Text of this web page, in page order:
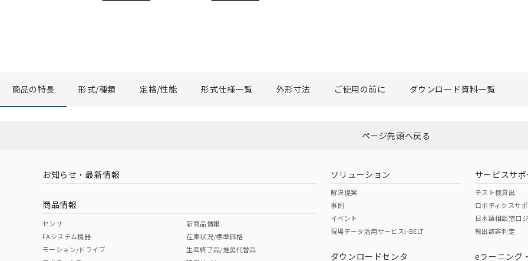
商品の特長 形式/種類 定格/性能 形式仕様一覧 外形寸法 ご使用の前に ダウンロード資料一覧
ページ先頭へ戻る
お知らせ・最新情報
商品情報
センサ
FAシステム機器
モーション/ドライブ
新商品情報
在庫状況/標準価格
生産終了品/推奨代替品
ソリューション
解決提案
事例
イベント
現場データ活用サービスi-BELT
ダウンロードセンタ
サービスサポ
テスト機貸出
ロボティクスサ
日本語相談窓口
輸出該非判定
eラーニング